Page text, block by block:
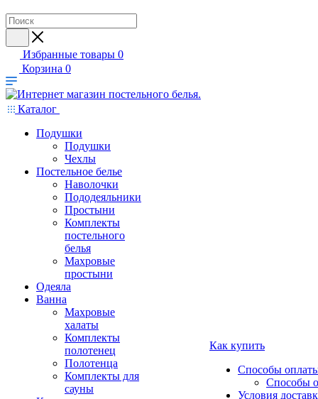
Избранные товары 0
Корзина 0
Каталог
Подушки
Подушки
Чехлы
Постельное белье
Наволочки
Пододеяльники
Простыни
Комплекты
постельного
белья
Махровые
простыни
Одеяла
Ванна
Махровые
халаты
Комплекты
полотенец
Полотенца
Комплекты для
сауны
Как купить
Способы
Способы
Условия